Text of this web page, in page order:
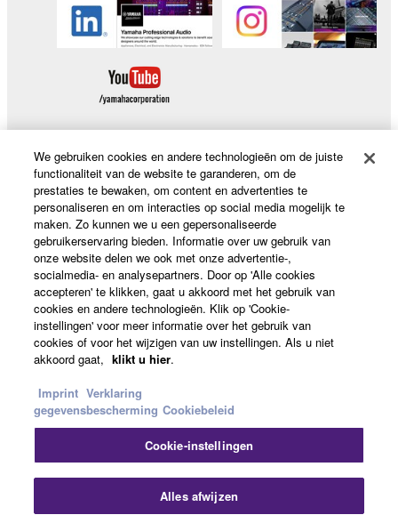
Producten en oplossingen
News
Over Yamaha
Nederland / België / Luxemburg - Dutch
Consumer
Contact opnemenTerms of Use
Cookiebeleid
We gebruiken cookies en andere technologieën om de juiste
functionaliteit van de website te garanderen, om de
prestaties te bewaken, om content en advertenties te
personaliseren en om interacties op social media mogelijk te
maken. Zo kunnen we u een gepersonaliseerde
gebruikerservaring bieden. Informatie over uw gebruik van
onze website delen we ook met onze advertentie-,
socialmedia- en analysepartners. Door op 'Alle cookies
accepteren' te klikken, gaat u akkoord met het gebruik van
cookies en andere technologieën. Klik op 'Cookie-
instellingen' voor meer informatie over het gebruik van
cookies of voor het wijzigen van uw instellingen. Als u niet
akkoord gaat, klikt u hier.
Imprint Verklaring
gegevensbescherming Cookiebeleid
Cookie-instellingen
Alles afwijzen